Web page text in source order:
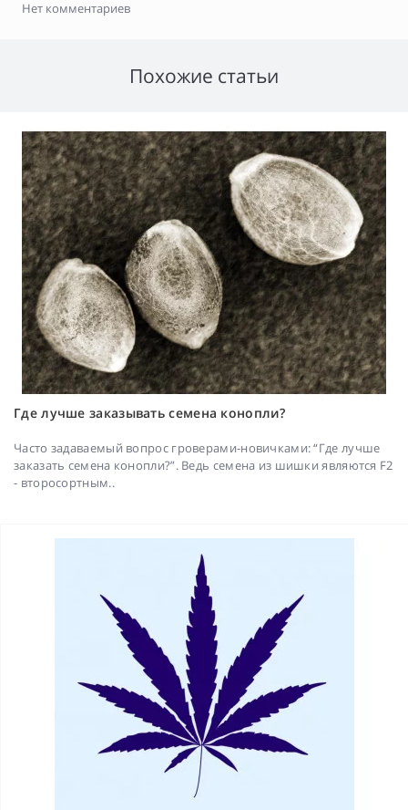
Нет комментариев
Похожие статьи
Где лучше заказывать семена конопли?
Часто задаваемый вопрос гроверами-новичками: “Где лучше
заказать семена конопли?”. Ведь семена из шишки являются F2
- второсортным..